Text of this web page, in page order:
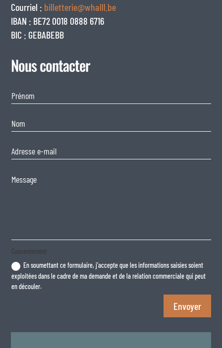
Courriel : billetterie@whalll.be
IBAN : BE72 0018 0888 6716
BIC : GEBABEBB
Nous contacter
Consentement
En soumettant ce formulaire, j'accepte que les informations saisies soient
exploitées dans le cadre de ma demande et de la relation commerciale qui peut
en découler.
Envoyer